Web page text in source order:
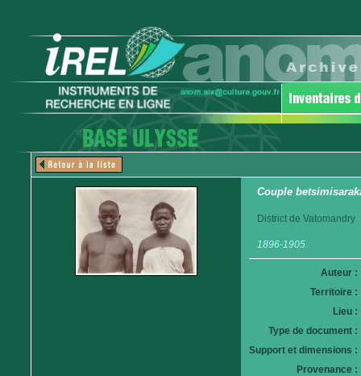
Couple
District de Vatomandry
1896-1905
Auteur :
Territoire :
Lieu :
Type de document :
Support et dimensions :
Provenance :